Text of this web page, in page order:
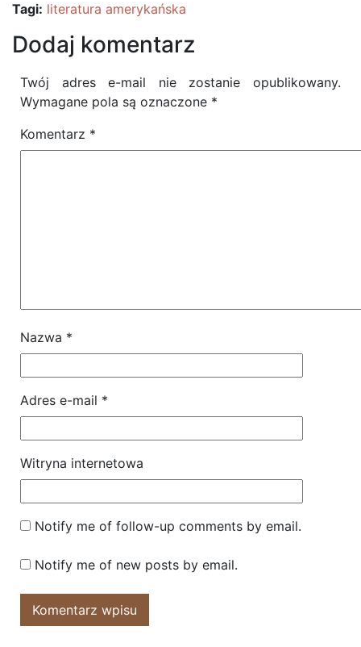
Tagi: literatura amerykańska
Dodaj komentarz
Twój adres e-mail nie zostanie opublikowany.
Wymagane pola są oznaczone *
Komentarz *
Nazwa *
Adres e-mail *
Witryna internetowa
Notify me of follow-up comments by email.
Notify me of new posts by email.